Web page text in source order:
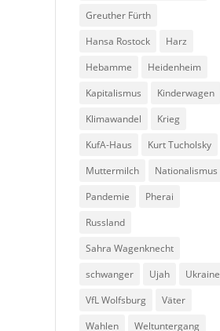
Greuther Fürth
Hansa Rostock
Harz
Hebamme
Heidenheim
Kapitalismus
Kinderwagen
Klimawandel
Krieg
KufA-Haus
Kurt Tucholsky
Muttermilch
Nationalismus
Pandemie
Pherai
Russland
Sahra Wagenknecht
schwanger
Ujah
Ukraine
VfL Wolfsburg
Väter
Wahlen
Weltuntergang